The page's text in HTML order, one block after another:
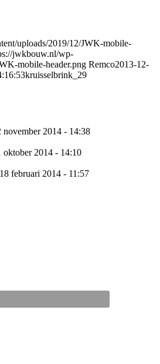
uploads/2019/12/JWK-mobile-
jwkbouw.nl/wp-
mobile-header.png Remco2013-12-
kruisselbrink_29
november 2014 - 14:38
oktober 2014 - 14:10
18 februari 2014 - 11:57